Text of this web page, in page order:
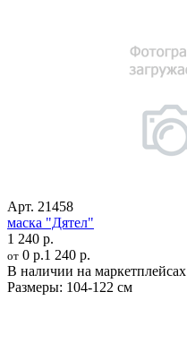
Арт. 21458
маска "Дятел"
1 240 р.
от 0 р.1 240 р.
В наличии на маркетплейсах
Размеры: 104-122 см